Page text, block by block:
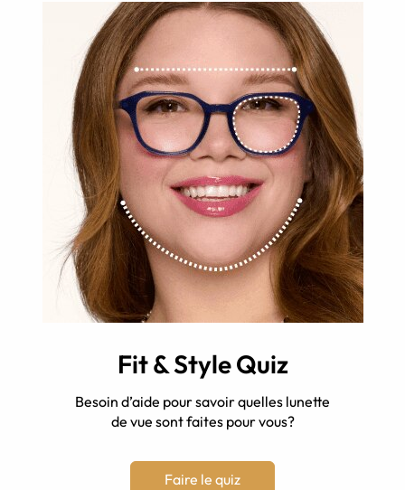
Fit & Style Quiz
Besoin d’aide pour savoir quelles lunette
de vue sont faites pour vous?
Faire le quiz